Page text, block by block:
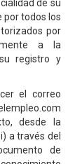
de su
por todos los
por
a la
registro y
el correo
desde la
a través del
de